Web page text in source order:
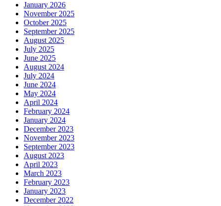
January 2026
November 2025
October 2025
September 2025
August 2025
July 2025
June 2025
August 2024
July 2024
June 2024
May 2024
April 2024
February 2024
January 2024
December 2023
November 2023
September 2023
August 2023
April 2023
March 2023
February 2023
January 2023
December 2022